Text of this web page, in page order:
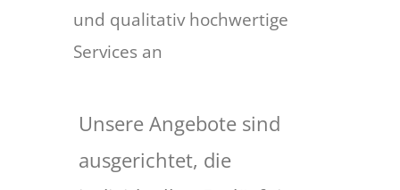
und qualitativ hochwertige
Services an
Unsere Angebote sind
ausgerichtet, die